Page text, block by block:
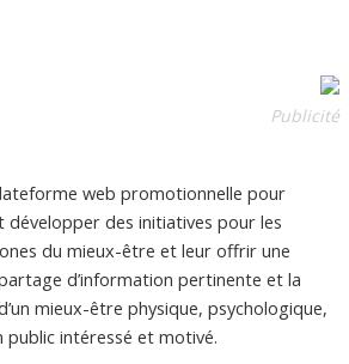
Publicité
web promotionnelle pour
des initiatives pour les
du mieux-être et leur offrir une
d’information pertinente et la
mieux-être physique, psychologique,
intéressé et motivé.